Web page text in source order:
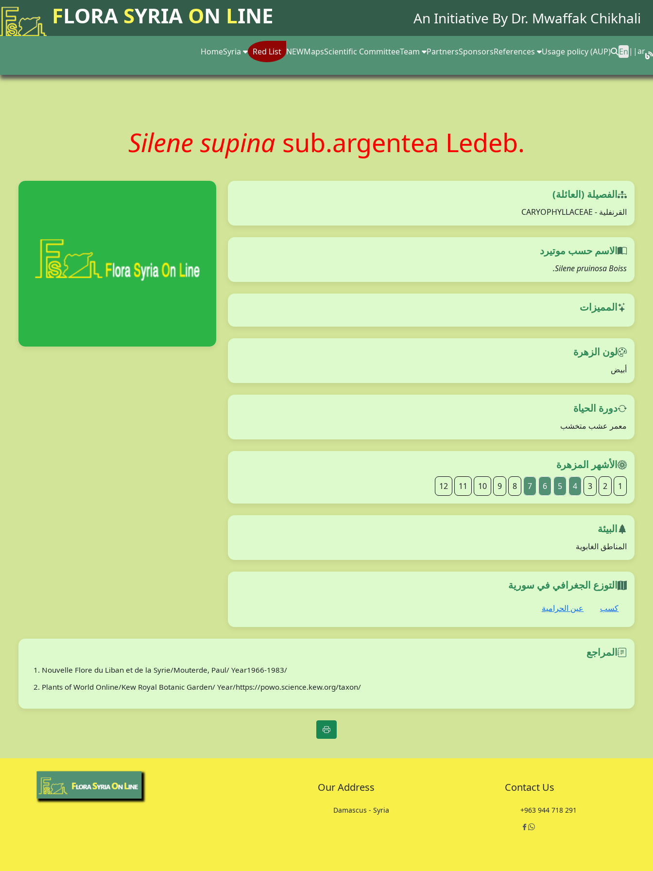
FLORA SYRIA ON LINE An Initiative By Dr. Mwaffak Chikhali
HomeSyria Red List NEWMapsScientific CommitteeTeam PartnersSponsorsReferences Usage policy (AUP) En ||ar
Silene supina sub.argentea Ledeb.
الفصيلة (العائلة)
القرنفلية - CARYOPHYLLACEAE
الاسم حسب موتيرد
Silene pruinosa Boiss.
المميزات
لون الزهرة
أبيض
دورة الحياة
معمر عشب متخشب
الأشهر المزهرة
1
2
3
4
5
6
7
8
9
10
11
12
البيئة
المناطق الغابوية
التوزع الجغرافي في سورية
كسب عين الحرامية
المراجع
Nouvelle Flore du Liban et de la Syrie/Mouterde, Paul/ Year1966-1983/
Plants of World Online/Kew Royal Botanic Garden/ Year/https://powo.science.kew.org/taxon/
Our Address
Damascus - Syria
Contact Us
+963 944 718 291